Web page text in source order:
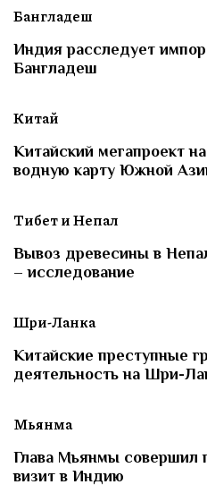
Бангладеш
Индия расследует
Бангладеш
Китай
Китайский мегапроект
водную карту Южной
Тибет и Непал
Вывоз древесины в
– исследование
Шри-Ланка
Китайские преступные
деятельность на Шри-
Мьянма
Глава Мьянмы совершил
визит в Индию